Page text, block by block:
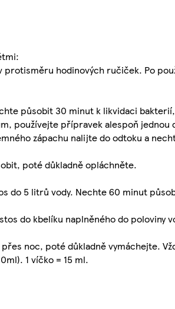
hodinových ručiček. Po
působit 30 minut k likvidaci
používejte přípravek alespoň jednou
zápachu nalijte do odtoku a
poté důkladně opláchněte.
do 5 litrů vody. Nechte 60 minut
do kbelíku naplněného do poloviny
noc, poté důkladně vymáchejte.
1 víčko = 15 ml.